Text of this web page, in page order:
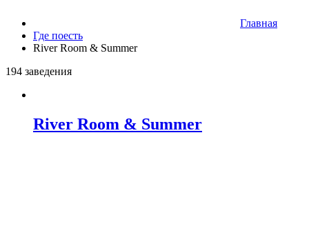
Главная
Где поесть
River Room & Summer
194 заведения
River Room & Summer